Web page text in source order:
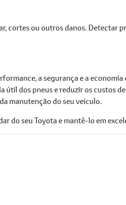
cortes ou outros danos. Detectar
a segurança e a
dos pneus e reduzir os custos
manutenção do seu veículo.
do seu Toyota e mantê-lo em